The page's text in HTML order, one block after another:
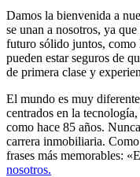
Damos la bienvenida a
se unan a nosotros, ya
futuro sólido juntos, como
pueden estar seguros de
de primera clase y
El mundo es muy
centrados en la
como hace 85 años.
carrera inmobiliaria.
frases más memorables:
nosotros.